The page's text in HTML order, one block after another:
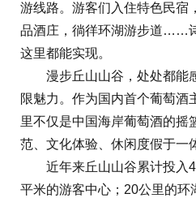
游线路。游客们入住特色民宿
品酒庄，徜徉环湖游步道……
这里都能实现。
漫步丘山山谷，处处都能
限魅力。作为国内首个葡萄酒
里不仅是中国海岸葡萄酒的摇
范、文化体验、休闲度假于一
近年来丘山山谷累计投入
平米的游客中心；20公里的环